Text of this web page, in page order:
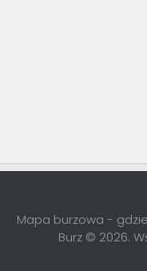
Mapa burzowa -
Burz © 2026.